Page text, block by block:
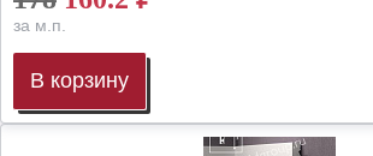
за м.п.
В корзину